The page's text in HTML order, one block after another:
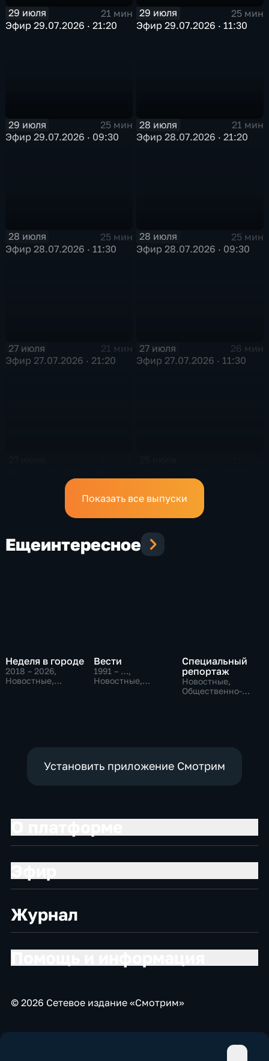
29 июля
21 мин
Эфир 29.07.2026 · 21:20
29 июля
25 мин
Эфир 29.07.2026 · 11:30
29 июля
25 мин
Эфир 29.07.2026 · 09:30
28 июля
21 мин
Эфир 28.07.2026 · 21:20
28 июля
25 мин
Эфир 28.07.2026 · 11:30
28 июля
25 мин
Эфир 28.07.2026 · 09:30
27 июля
21 мин
Эфир 27.07.2026 · 21:20
27 июля
26 мин
Эфир 27.07.2026 · 11:30
Показать все выпуски
Ещеинтересное
Неделя в городе
2018 – 2026,
Новостные,
Вести
1991 – …,
Новостные,
Специальный
репортаж
Новостные,
Общественно-
Установить приложение Смотрим
Журнал
© 2026 Сетевое издание «Смотрим»